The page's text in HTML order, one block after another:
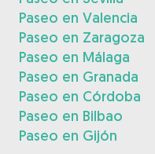
Paseo en Valencia
Paseo en Zaragoza
Paseo en Málaga
Paseo en Granada
Paseo en Córdoba
Paseo en Bilbao
Paseo en Gijón